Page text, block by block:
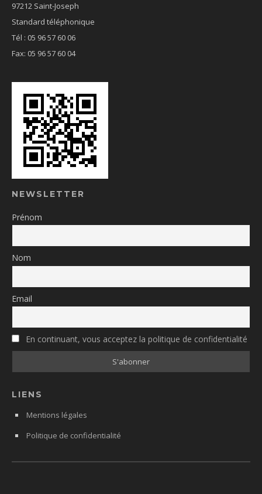
97212 Saint-Joseph
Standard téléphonique
Tél : 05 96 57 60 06
Fax: 05 96 57 60 04
NEWSLETTER
Prénom
Nom
Email
En continuant, vous acceptez la politique de confidentialité
LIENS
Mentions légales
Politique de confidentialité